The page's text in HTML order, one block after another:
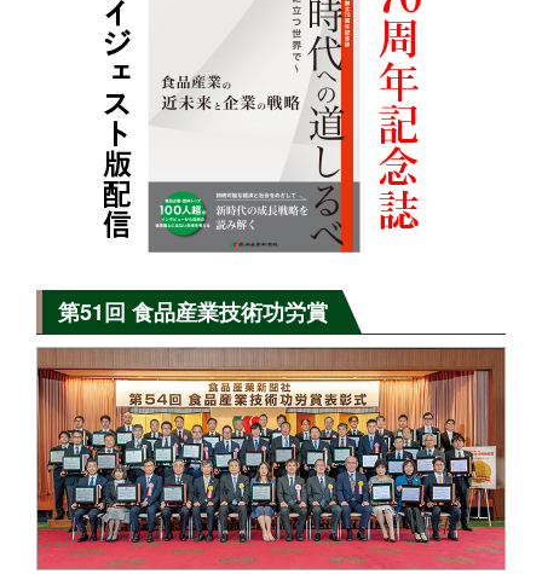
第51回 食品産業技術功労賞